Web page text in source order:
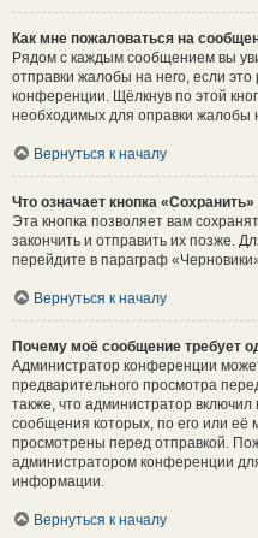
Как мне пожаловаться на
Рядом с каждым сообщением вы
отправки жалобы на него, если
конференции. Щёлкнув по этой
необходимых для оправки жалобы
Вернуться к началу
Что означает кнопка
Эта кнопка позволяет вам
закончить и отправить их позже.
перейдите в параграф
Вернуться к началу
Почему моё сообщение требует
Администратор конференции
предварительного просмотра
также, что администратор включил
сообщения которых, по его или
просмотрены перед отправкой.
администратором конференции
информации.
Вернуться к началу